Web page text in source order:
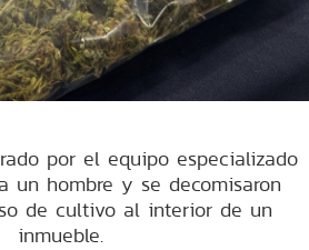
por el equipo especializado
un hombre y se decomisaron
de cultivo al interior de un
inmueble.